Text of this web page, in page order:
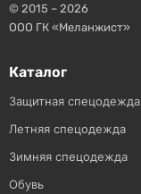
© 2015 – 2026
ООО ГК «Меланжист»
Каталог
Защитная спецодежда
Летняя спецодежда
Зимняя спецодежда
Обувь